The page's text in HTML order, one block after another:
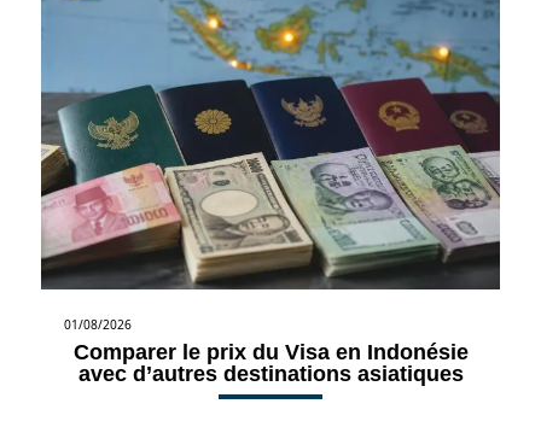
01/08/2026
Comparer le prix du Visa en Indonésie
avec d’autres destinations asiatiques